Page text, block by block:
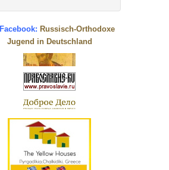
Facebook: Russisch-Orthodoxe
Jugend in Deutschland